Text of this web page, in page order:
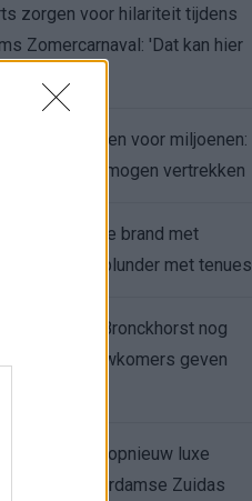
zorgen voor hilariteit tijdens
Zomercarnaval: 'Dat kan hier
zet deur open voor miljoenen:
Hadj Moussa mogen vertrekken
Burnley uit de brand met
sokken na blunder met tenues
onder Van Bronckhorst nog
nieuwkomers geven
verhuurt opnieuw luxe
op Amsterdamse Zuidas